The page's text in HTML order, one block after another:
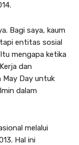
Bagi saya, kaum
entitas sosial
mengapa ketika
dan
May Day untuk
dalam
‎melalui
Hal ini